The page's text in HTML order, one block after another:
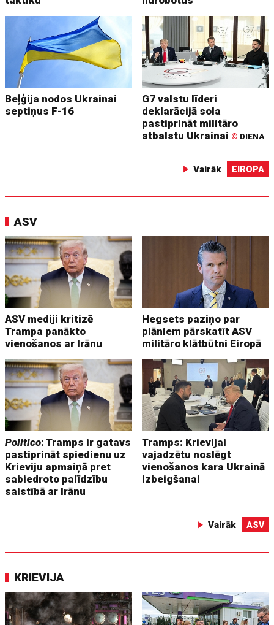
Beļģija nodos Ukrainai
septiņus F-16
G7 valstu līderi
deklarācijā sola
pastiprināt militāro
atbalstu Ukrainai © DIENA
Vairāk EIROPA
ASV
ASV mediji kritizē
Trampa panākto
vienošanos ar Irānu
Hegsets paziņo par
plāniem pārskatīt ASV
militāro klātbūtni Eiropā
Politico: Tramps ir gatavs
pastiprināt spiedienu uz
Krieviju apmaiņā pret
sabiedroto palīdzību
saistībā ar Irānu
Tramps: Krievijai
vajadzētu noslēgt
vienošanos kara Ukrainā
izbeigšanai
Vairāk ASV
KRIEVIJA